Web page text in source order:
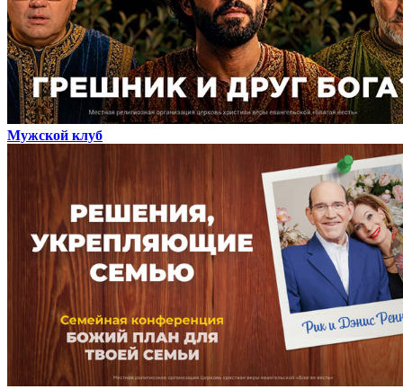
Мужской клуб